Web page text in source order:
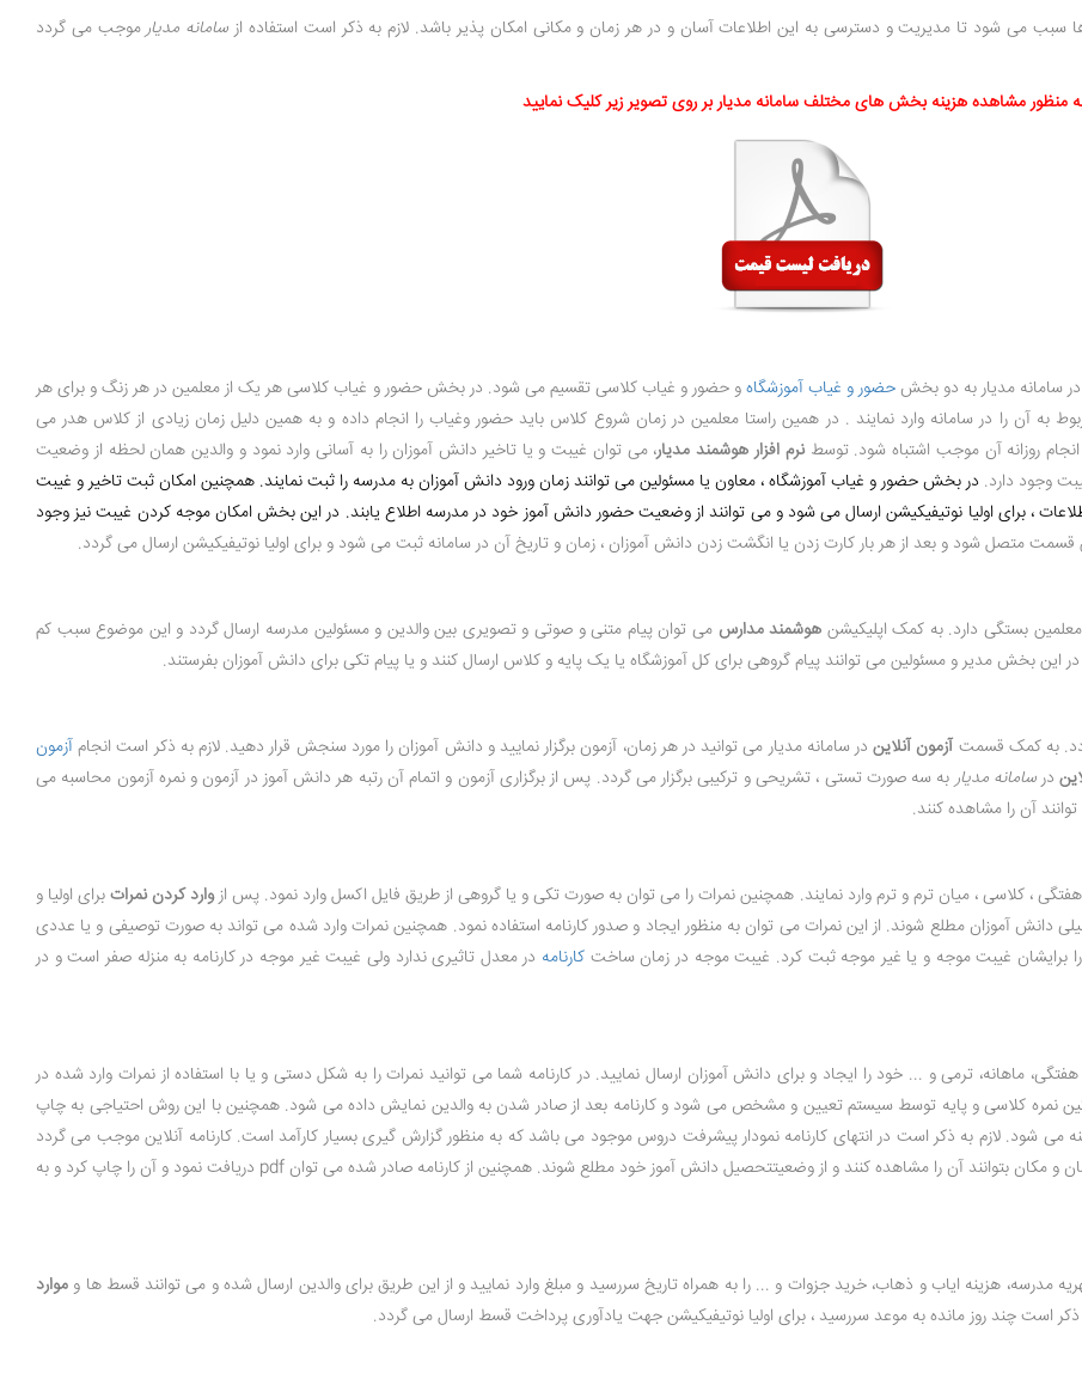
سبب می شود تا مدیریت و دسترسی به این اطلاعات آسان و در هر زمان و مکانی امکان پذیر باشد. لازم به ذکر است استفاده از سامانه مدیارموجب می گردد
منظور مشاهده هزینه بخش های مختلف سامانه مدیار بر روی تصویر زیر کلیک نمایید
سامانه مدیار به دو بخشحضور و غیاب آموزشگاهو حضور و غیاب کلاسی تقسیم می شود. در بخش حضور و غیاب کلاسی هر یک از معلمین در هر زنگ و برای هر
به آن را در سامانه وارد نمایند . در همین راستا معلمین در زمان شروع کلاس باید حضور وغیاب را انجام داده و به همین دلیل زمان زیادی از کلاس هدر می
روزانه آن موجب اشتباه شود. توسطنرم افزار هوشمند مدیار، می توان غیبت و یا تاخیر دانش آموزان را به آسانی وارد نمود و والدین همان لحظه از وضعیت
وجود دارد. در بخش حضور و غیاب آموزشگاه ، معاون یا مسئولین می توانند زمان ورود دانش آموزان به مدرسه را ثبت نمایند. همچنین امکان ثبت تاخیر و غیبت
، برای اولیا نوتیفیکیشن ارسال می شود و می توانند از وضعیت حضور دانش آموز خود در مدرسه اطلاع یابند. در این بخش امکان موجه کردن غیبت نیز وجود
متصل شود و بعد از هر بار کارت زدن یا انگشت زدن دانش آموزان ، زمان و تاریخ آن در سامانه ثبت می شود و برای اولیا نوتیفیکیشن ارسال می گردد.
بستگی دارد. به کمک اپلیکیشن هوشمند مدارس می توان پیام متنی و صوتی و تصویری بین والدین و مسئولین مدرسه ارسال گردد و این موضوع سبب کم
مدیر و مسئولین می توانند پیام گروهی برای کل آموزشگاه یا یک پایه و کلاس ارسال کنند و یا پیام تکی برای دانش آموزان بفرستند.
به کمک قسمت آزمون آنلایندر سامانه مدیار می توانید در هر زمان، آزمون برگزار نمایید و دانش آموزان را مورد سنجش قرار دهید. لازم به ذکر است انجامآزمون
درسامانه مدیاربه سه صورت تستی ، تشریحی و ترکیبی برگزار می گردد. پس از برگزاری آزمون و اتمام آن رتبه هر دانش آموز در آزمون و نمره آزمون محاسبه می
آن را مشاهده کنند.
، کلاسی ، میان ترم و ترم وارد نمایند. همچنین نمرات را می توان به صورت تکی و یا گروهی از طریق فایل اکسل وارد نمود. پس ازوارد کردن نمراتبرای اولیا و
دانش آموزان مطلع شوند. از این نمرات می توان به منظور ایجاد و صدور کارنامه استفاده نمود. همچنین نمرات وارد شده می تواند به صورت توصیفی و یا عددی
برایشان غیبت موجه و یا غیر موجه ثبت کرد. غیبت موجه در زمان ساخت کارنامه در معدل تاثیری ندارد ولی غیبت غیر موجه در کارنامه به منزله صفر است و در
ماهانه، ترمی و ... خود را ایجاد و برای دانش آموزان ارسال نمایید. در کارنامه شما می توانید نمرات را به شکل دستی و یا با استفاده از نمرات وارد شده در
نمره کلاسی و پایه توسط سیستم تعیین و مشخص می شود و کارنامه بعد از صادر شدن به والدین نمایش داده می شود. همچنین با این روش احتیاجی به چاپ
لازم به ذکر است در انتهای کارنامه نمودار پیشرفت دروس موجود می باشد که به منظور گزارش گیری بسیار کارآمد است. کارنامه آنلاین موجب می گردد
نیازی به حضور اولیا در مدرسه به منظور دریافت کارنامه نباشد و اولیا در هر زمان و مکان بتوانند آن را مشاهده کنند و از وضعیتتحصیل دانش آموز خود مطلع شوند. همچنین از کارنامه صادر شده می توان pdf دریافت نمود و آن را چاپ کرد و به
مدرسه، هزینه ایاب و ذهاب، خرید جزوات و ... را به همراه تاریخ سررسید و مبلغ وارد نمایید و از این طریق برای والدین ارسال شده و می توانند قسط ها و موارد
ذکر است چند روز مانده به موعد سررسید ، برای اولیا نوتیفیکیشن جهت یادآوری پرداخت قسط ارسال می گردد.